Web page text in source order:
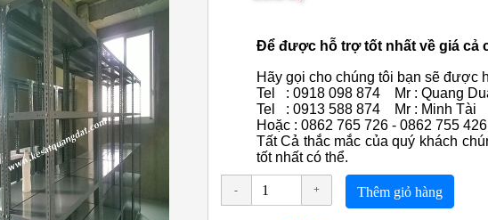
Để được hỗ trợ tốt nhất về giá cả
Hãy gọi cho chúng tôi bạn sẽ được
Tel : 0918 098 874 Mr : Quang
Tel : 0913 588 874 Mr : Minh Tài
Hoặc : 0862 765 726 - 0862 755 426
Tất Cả thắc mắc của quý khách
tốt nhất có thể.
Thêm giỏ hàng